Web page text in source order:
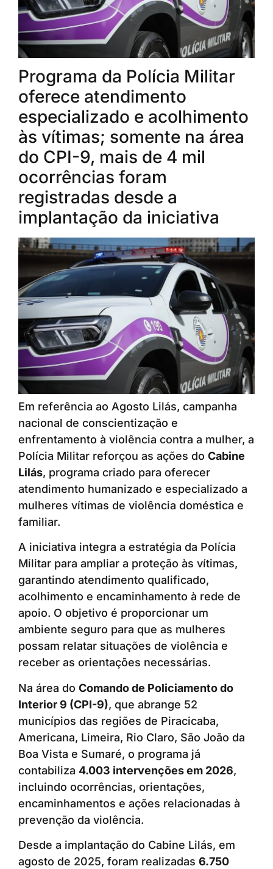
Programa da Polícia Militar
oferece atendimento
especializado e acolhimento
às vítimas; somente na área
do CPI-9, mais de 4 mil
ocorrências foram
registradas desde a
implantação da iniciativa
Em referência ao Agosto Lilás, campanha
nacional de conscientização e
enfrentamento à violência contra a mulher, a
Polícia Militar reforçou as ações do Cabine
Lilás, programa criado para oferecer
atendimento humanizado e especializado a
mulheres vítimas de violência doméstica e
familiar.
A iniciativa integra a estratégia da Polícia
Militar para ampliar a proteção às vítimas,
garantindo atendimento qualificado,
acolhimento e encaminhamento à rede de
apoio. O objetivo é proporcionar um
ambiente seguro para que as mulheres
possam relatar situações de violência e
receber as orientações necessárias.
Na área do Comando de Policiamento do
Interior 9 (CPI-9), que abrange 52
municípios das regiões de Piracicaba,
Americana, Limeira, Rio Claro, São João da
Boa Vista e Sumaré, o programa já
contabiliza 4.003 intervenções em 2026,
incluindo ocorrências, orientações,
encaminhamentos e ações relacionadas à
prevenção da violência.
Desde a implantação do Cabine Lilás, em
agosto de 2025, foram realizadas 6.750